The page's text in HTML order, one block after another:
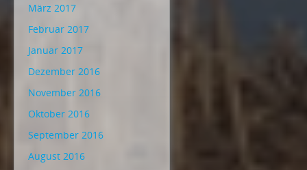
März 2017
Februar 2017
Januar 2017
Dezember 2016
November 2016
Oktober 2016
September 2016
August 2016